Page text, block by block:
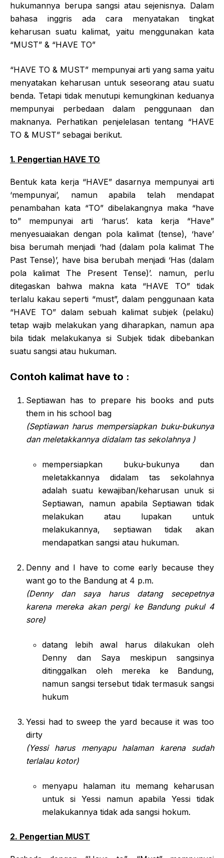
hukumannya berupa sangsi atau sejenisnya. Dalam
bahasa inggris ada cara menyatakan tingkat
keharusan suatu kalimat, yaitu menggunakan kata
“MUST” & “HAVE TO”
“HAVE TO & MUST” mempunyai arti yang sama yaitu
menyatakan keharusan untuk seseorang atau suatu
benda. Tetapi tidak menutupi kemungkinan keduanya
mempunyai perbedaan dalam penggunaan dan
maknanya. Perhatikan penjelelasan tentang “HAVE
TO & MUST” sebagai berikut.
1. Pengertian HAVE TO
Bentuk kata kerja “HAVE” dasarnya mempunyai arti
‘mempunyai’, namun apabila telah mendapat
penambahan kata “TO” dibelakangnya maka “have
to” mempunyai arti ‘harus’. kata kerja “Have”
menyesuaiakan dengan pola kalimat (tense), ‘have’
bisa berumah menjadi ‘had (dalam pola kalimat The
Past Tense)’, have bisa berubah menjadi ‘Has (dalam
pola kalimat The Present Tense)’. namun, perlu
ditegaskan bahwa makna kata “HAVE TO” tidak
terlalu kakau seperti “must”, dalam penggunaan kata
“HAVE TO” dalam sebuah kalimat subjek (pelaku)
tetap wajib melakukan yang diharapkan, namun apa
bila tidak melakukanya si Subjek tidak dibebankan
suatu sangsi atau hukuman.
Contoh kalimat have to :
Septiawan has to prepare his books and puts
them in his school bag
(Septiawan harus mempersiapkan buku-bukunya
dan meletakkannya didalam tas sekolahnya )
mempersiapkan buku-bukunya dan
meletakkannya didalam tas sekolahnya
adalah suatu kewajiban/keharusan unuk si
Septiawan, namun apabila Septiawan tidak
melakukan atau lupakan untuk
melakukannya, septiawan tidak akan
mendapatkan sangsi atau hukuman.
Denny and I have to come early because they
want go to the Bandung at 4 p.m.
(Denny dan saya harus datang secepetnya
karena mereka akan pergi ke Bandung pukul 4
sore)
datang lebih awal harus dilakukan oleh
Denny dan Saya meskipun sangsinya
ditinggalkan oleh mereka ke Bandung,
namun sangsi tersebut tidak termasuk sangsi
hukum
Yessi had to sweep the yard because it was too
dirty
(Yessi harus menyapu halaman karena sudah
terlalau kotor)
menyapu halaman itu memang keharusan
untuk si Yessi namun apabila Yessi tidak
melakukannya tidak ada sangsi hokum.
2. Pengertian MUST